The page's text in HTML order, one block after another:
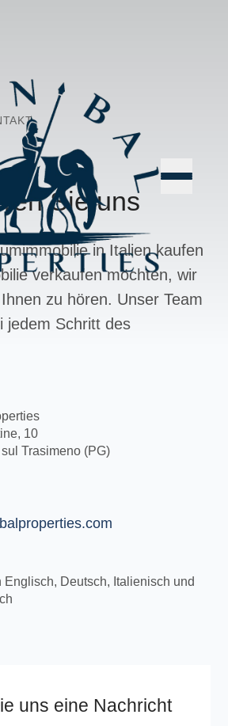
Sie uns
in Italien kaufen
verkaufen möchten, wir
zu hören. Unser Team
jedem Schritt des
10
Trasimeno (PG)
Englisch, Deutsch, Italienisch und
uns eine Nachricht